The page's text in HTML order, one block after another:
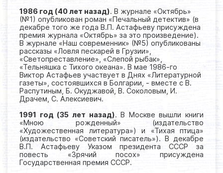
1986 год (40 лет назад). В журнале «Октябрь»
(№1) опубликован роман «Печальный детектив» (в
декабре того же года В.П. Астафьеву присуждена
премия журнала «Октябрь» за это произведение).
В журнале «Наш современник» (№5) опубликованы
рассказы «Ловля пескарей в Грузии»,
«Светопреставление», «Слепой рыбак»,
«Тельняшка с Тихого океана». В мае 1986-го
Виктор Астафьев участвует в Днях «Литературной
газеты», состоявшихся в Болгарии, - вместе с В.
Распутиным, Б. Окуджавой, В. Соколовым, И.
Драчем, С. Алексиевич.
1991 год (35 лет назад). В Москве вышли книги
«Мною рожденный» (издательство
«Художественная литература») и «Тихая птица»
(издательство «Советский писатель»). В декабре
В.П. Астафьеву Указом президента СССР за
повесть «Зрячий посох» присуждена
Государственная премия СССР.